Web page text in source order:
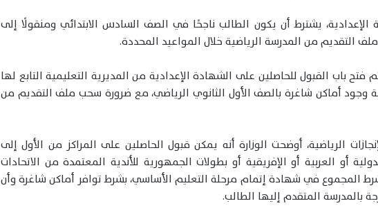
الإعدادية، يشترط أن يكون الطالب ناجحًا في الصف السادس الابتدائي ومنقولًا إلى
التقديم من المدرسة الرياضية خلال المواعيد المحددة.
فتح باب القبول للحاصلين على الشهادة الإعدادية من المديرية التعليمية التابع لها
وجود أماكن شاغرة بالصف الأول الثانوي الرياضي، مع ضرورة سحب ملف التقديم من
الرياضية، أوضحت الوزارة أنه يمكن قبول الحاصلين على المراكز من الأول إلى
أو العربية أو الإفريقية أو بطولات الجمهورية للأندية المعتمدة من الاتحادات
المجموع في شهادة إتمام مرحلة التعليم الأساسي، بشرط توافر أماكن شاغرة وأن
بالمدرسة المتقدم إليها الطالب.